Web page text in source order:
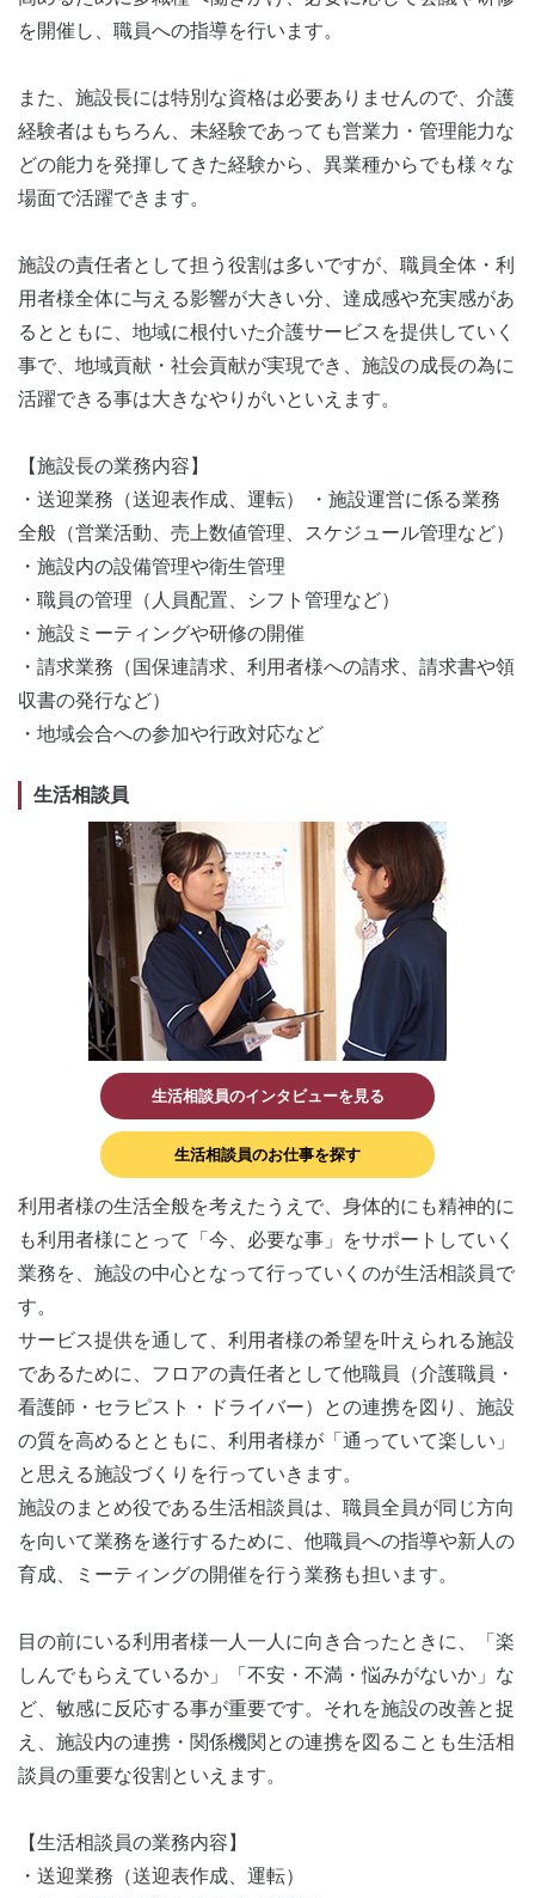
を開催し、職員への指導を行います。
また、施設長には特別な資格は必要ありませんので、介護
経験者はもちろん、未経験であっても営業力・管理能力な
どの能力を発揮してきた経験から、異業種からでも様々な
場面で活躍できます。
施設の責任者として担う役割は多いですが、職員全体・利
用者様全体に与える影響が大きい分、達成感や充実感があ
るとともに、地域に根付いた介護サービスを提供していく
事で、地域貢献・社会貢献が実現でき、施設の成長の為に
活躍できる事は大きなやりがいといえます。
【施設長の業務内容】
・送迎業務（送迎表作成、運転） ・施設運営に係る業務
全般（営業活動、売上数値管理、スケジュール管理など）
・施設内の設備管理や衛生管理
・職員の管理（人員配置、シフト管理など）
・施設ミーティングや研修の開催
・請求業務（国保連請求、利用者様への請求、請求書や領
収書の発行など）
・地域会合への参加や行政対応など
生活相談員
生活相談員のインタビューを見る
生活相談員のお仕事を探す
利用者様の生活全般を考えたうえで、身体的にも精神的に
も利用者様にとって「今、必要な事」をサポートしていく
業務を、施設の中心となって行っていくのが生活相談員で
す。
サービス提供を通して、利用者様の希望を叶えられる施設
であるために、フロアの責任者として他職員（介護職員・
看護師・セラピスト・ドライバー）との連携を図り、施設
の質を高めるとともに、利用者様が「通っていて楽しい」
と思える施設づくりを行っていきます。
施設のまとめ役である生活相談員は、職員全員が同じ方向
を向いて業務を遂行するために、他職員への指導や新人の
育成、ミーティングの開催を行う業務も担います。
目の前にいる利用者様一人一人に向き合ったときに、「楽
しんでもらえているか」「不安・不満・悩みがないか」な
ど、敏感に反応する事が重要です。それを施設の改善と捉
え、施設内の連携・関係機関との連携を図ることも生活相
談員の重要な役割といえます。
【生活相談員の業務内容】
・送迎業務（送迎表作成、運転）